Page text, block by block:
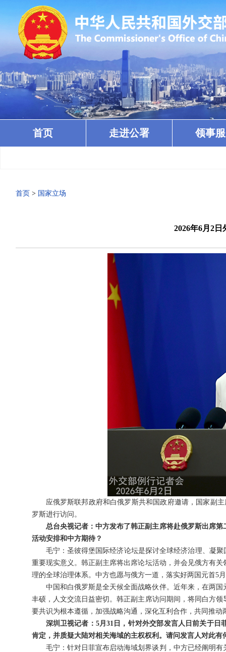
首页 走进公署 领事
首页 > 国家立场
2026年6月2
应俄罗斯联邦政府和白俄罗斯共和国政府邀请，国家副
罗斯进行访问。
总台央视记者：中方发布了韩正副主席将赴俄罗斯出席
活动安排和中方期待？
毛宁：圣彼得堡国际经济论坛是探讨全球经济治理、凝
重要现实意义。韩正副主席将出席论坛活动，并会见俄方有
理的全球治理体系。中方也愿与俄方一道，落实好两国元首5
中国和白俄罗斯是全天候全面战略伙伴。近年来，在两
丰硕，人文交流日益密切。韩正副主席访问期间，将同白方
要共识为根本遵循，加强战略沟通，深化互利合作，共同推
深圳卫视记者：5月31日，针对外交部发言人日前关于
肯定，并质疑大陆对相关海域的主权权利。请问发言人对此有
毛宁：针对日菲宣布启动海域划界谈判，中方已经阐明